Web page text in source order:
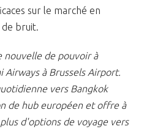
sur le marché en
bruit.
nouvelle de pouvoir à
Airways à Brussels Airport.
vers Bangkok
de hub européen et offre à
d'options de voyage vers